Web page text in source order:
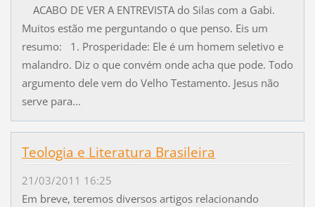
ACABO DE VER A ENTREVISTA do Silas com a Gabi.
Muitos estão me perguntando o que penso. Eis um
resumo: 1. Prosperidade: Ele é um homem seletivo e
malandro. Diz o que convém onde acha que pode. Todo
argumento dele vem do Velho Testamento. Jesus não
serve para...
Teologia e Literatura Brasileira
21/03/2011 16:25
Em breve, teremos diversos artigos relacionando